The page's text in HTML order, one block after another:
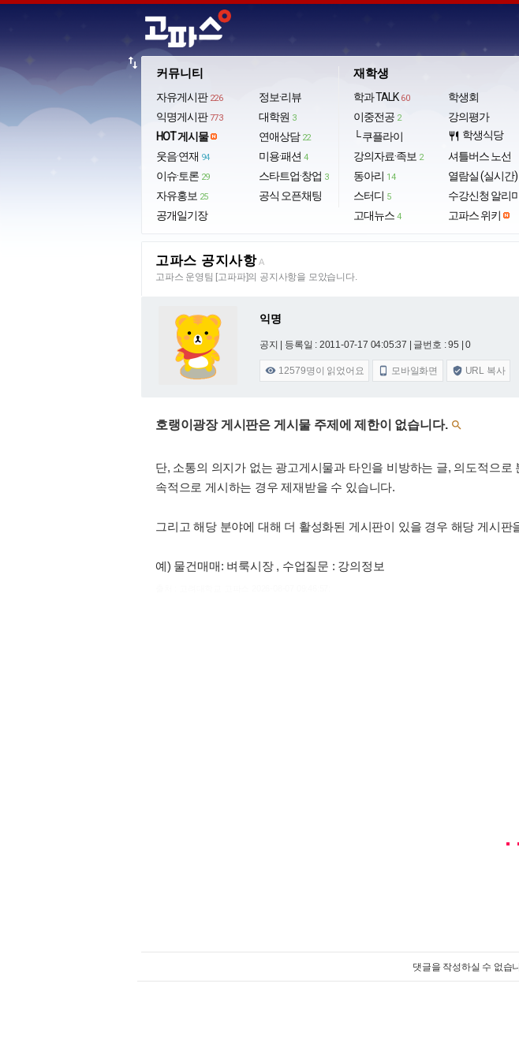
커뮤니티
자유게시판 226
익명게시판 773
HOT 게시물
웃음·연재 94
이슈·토론 29
자유홍보 25
공개일기장
정보·리뷰
대학원 3
연애상담 22
미용·패션 4
스타트업·창업 3
공식 오픈채팅
재학생
학과 TALK 60
이중전공 2
└ 쿠플라이
강의자료·족보 2
동아리 14
스터디 5
고대뉴스 4
학생회
강의평가
restaurant 학생식당
셔틀버스 노선
열람실 (실시간)
수강신청 알리
고파스 위키
import_export
고파스 공지사항 A
고파스 운영팀 [고파파]의 공지사항을 모았습니다.
익명
공지 | 등록일 : 2011-07-17 04:05:37 | 글번호 : 95 | 0
 12579명이 읽었어요  모바일화면  URL 복사
호랭이광장 게시판은 게시물 주제에 제한이 없습니다. 
단, 소통의 의지가 없는 광고게시물과 타인을 비방하는 글, 의도적으
속적으로 게시하는 경우 제재받을 수 있습니다.
그리고 해당 분야에 대해 더 활성화된 게시판이 있을 경우 해당 게시판
예) 물건매매: 벼룩시장 , 수업질문 : 강의정보
댓글을 작성하실 수 없습